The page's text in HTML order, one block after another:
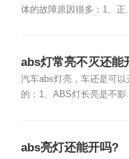
体的故障原因很多：1、正...
abs灯常亮不灭还能
汽车abs灯亮，车还是可
的：1、ABS灯长亮是不影
abs亮灯还能开吗?